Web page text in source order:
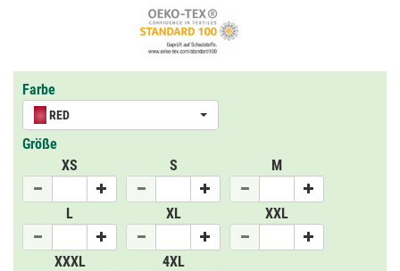
Farbe
RED
Größe
XS
S M
L XL XXL
XXXL 4XL